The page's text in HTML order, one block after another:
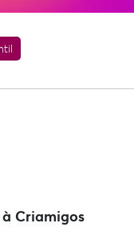
Criamigos